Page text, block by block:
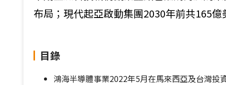
布局；現代起亞啟動集團2030年前共165
目錄
鴻海半導體事業2022年5月在馬來西亞及台灣投